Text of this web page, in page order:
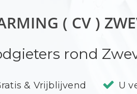
( CV )
rond
& Vrijblijvend U